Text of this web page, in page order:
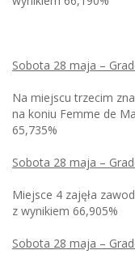
Sobota 28 maja –
Na miejscu trzecim
na koniu Femme de
65,735%
Sobota 28 maja –
Miejsce 4 zajęła
z wynikiem 66,905%
Sobota 28 maja –